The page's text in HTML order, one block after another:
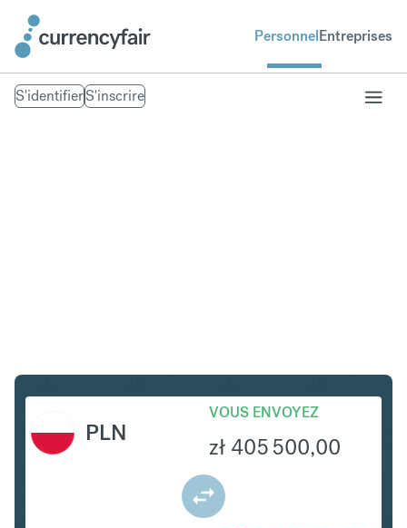
PersonnelEntreprises
S'identifierS'inscrire
PLN
VOUS ENVOYEZ
zł 405 500,00